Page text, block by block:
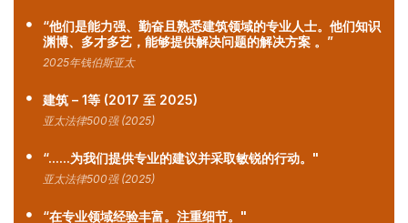
“他们是能力强、勤奋且熟悉建筑领域的专业人士。他们知识
渊博、多才多艺，能够提供解决问题的解决方案 。”
2025年钱伯斯亚太
建筑 – 1等 (2017 至 2025)
亚太法律500强 (2025)
“......为我们提供专业的建议并采取敏锐的行动。"
亚太法律500强 (2025)
“在专业领域经验丰富。注重细节。"